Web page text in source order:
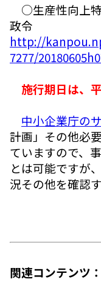
○生産性向上特
政令
http://
7277/
施行期日は、
中小企業庁の
計画」その他必
ていますので、
とは可能ですが
況その他を確認
関連コンテンツ：